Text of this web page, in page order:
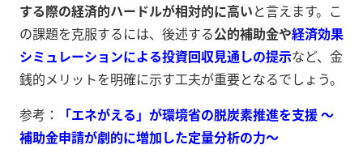
する際の経済的ハードルが相対的に高いと言えます。こ
の課題を克服するには、後述する公的補助金や経済効果
シミュレーションによる投資回収見通しの提示など、金
銭的メリットを明確に示す工夫が重要となるでしょう。
参考：
「エネがえる」が環境省の脱炭素推進を支援 ～
補助金申請が劇的に増加した定量分析の力～